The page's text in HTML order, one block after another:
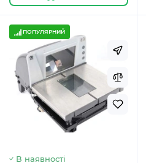
ПОПУЛЯРНИЙ
В наявності